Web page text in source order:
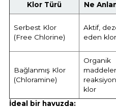
Gemaş Havuz
Wtr Havuz
Mspa Jakuzi
Su Sporları Dünyası
Havuz Vana
Havuz Isıtma
Klor Türü Ne
Serbest Klor
(Free Chlorine)
Aktif,
eden klor
Bağlanmış Klor
(Chloramine)
Organik
klor
İdeal bir havuzda: